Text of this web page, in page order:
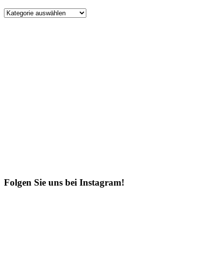
Kategorien
Folgen Sie uns bei Instagram!